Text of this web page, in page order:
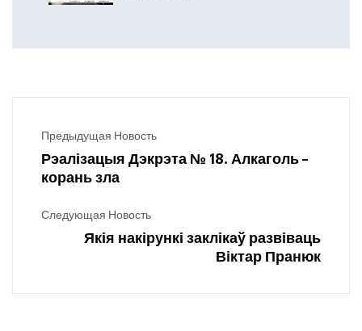
Предыдущая Новость
Рэалізацыя Дэкрэта № 18. Алкаголь –
корань зла
Следующая Новость
Якія накірункі заклікаў развіваць
Віктар Пранюк